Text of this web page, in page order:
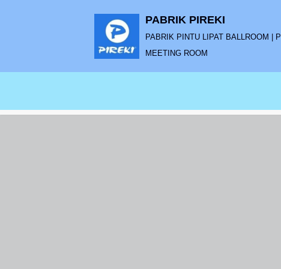
PABRIK PIREKI
PABRIK PINTU LIPAT BALLROOM |
MEETING ROOM